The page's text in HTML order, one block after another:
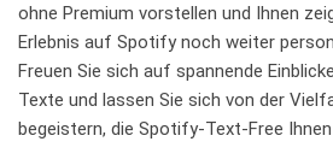
ohne ‍Premium vorstellen ⁣und Ihnen
Erlebnis auf ⁣Spotify noch weiter
Freuen Sie sich auf spannende
Texte und lassen Sie​ sich‍ von der
begeistern, die Spotify-Text-Free